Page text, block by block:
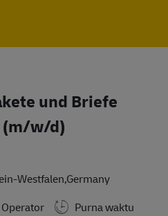
und Briefe
w/d)
Westfalen,Germany
Operator
Purna waktu